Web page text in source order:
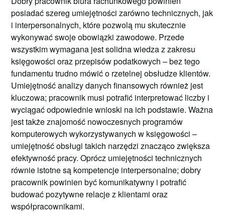
posiadać szereg umiejętności zarówno technicznych, jak
i interpersonalnych, które pozwolą mu skutecznie
wykonywać swoje obowiązki zawodowe. Przede
wszystkim wymagana jest solidna wiedza z zakresu
księgowości oraz przepisów podatkowych – bez tego
fundamentu trudno mówić o rzetelnej obsłudze klientów.
Umiejętność analizy danych finansowych również jest
kluczowa; pracownik musi potrafić interpretować liczby i
wyciągać odpowiednie wnioski na ich podstawie. Ważna
jest także znajomość nowoczesnych programów
komputerowych wykorzystywanych w księgowości –
umiejętność obsługi takich narzędzi znacząco zwiększa
efektywność pracy. Oprócz umiejętności technicznych
równie istotne są kompetencje interpersonalne; dobry
pracownik powinien być komunikatywny i potrafić
budować pozytywne relacje z klientami oraz
współpracownikami.